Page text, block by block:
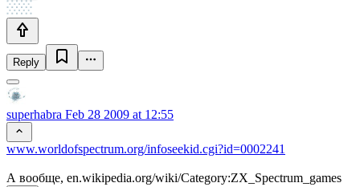
Reply
superhabra Feb 28 2009 at 12:55
www.worldofspectrum.org/infoseekid.cgi?id=0002241
А вообще, en.wikipedia.org/wiki/Category:ZX_Spectrum_games